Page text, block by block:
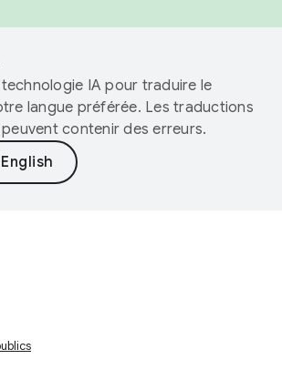
IA pour traduire le
langue préférée. Les traductions
contenir des erreurs.